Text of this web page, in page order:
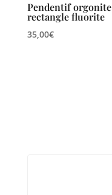
Pendentif orgonite
rectangle fluorite
35,00€